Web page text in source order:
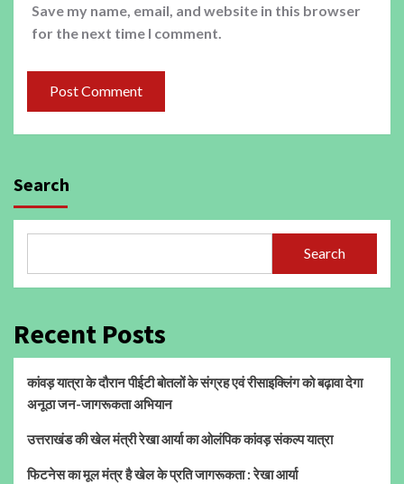
Save my name, email, and website in this browser
for the next time I comment.
Search
Search
Recent Posts
कांवड़ यात्रा के दौरान पीईटी बोतलों के संग्रह एवं रीसाइक्लिंग को बढ़ावा देगा
अनूठा जन-जागरूकता अभियान
उत्तराखंड की खेल मंत्री रेखा आर्या का ओलंपिक कांवड़ संकल्प यात्रा
फिटनेस का मूल मंत्र है खेल के प्रति जागरूकता : रेखा आर्या